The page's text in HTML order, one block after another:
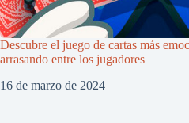
Descubre el juego de cartas más
arrasando entre los jugadores
16 de marzo de 2024